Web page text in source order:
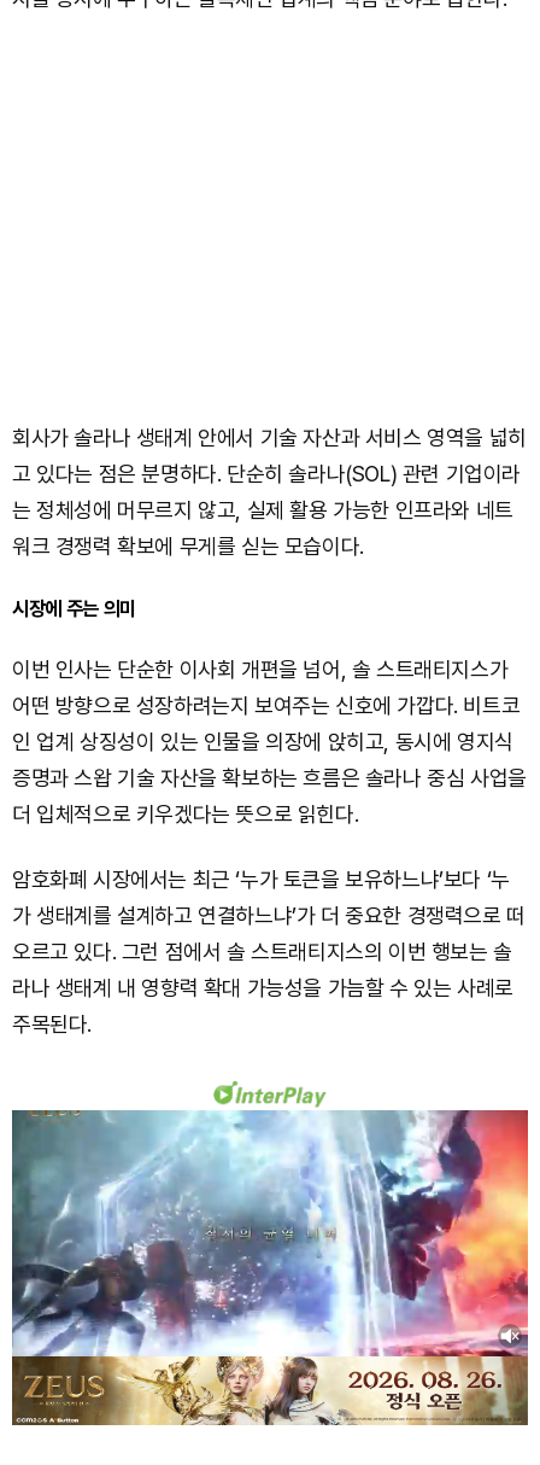
회사가 솔라나 생태계 안에서 기술 자산과 서비스 영역을 넓히
고 있다는 점은 분명하다. 단순히 솔라나(SOL) 관련 기업이라
는 정체성에 머무르지 않고, 실제 활용 가능한 인프라와 네트
워크 경쟁력 확보에 무게를 싣는 모습이다.
시장에 주는 의미
이번 인사는 단순한 이사회 개편을 넘어, 솔 스트래티지스가
어떤 방향으로 성장하려는지 보여주는 신호에 가깝다. 비트코
인 업계 상징성이 있는 인물을 의장에 앉히고, 동시에 영지식
증명과 스왑 기술 자산을 확보하는 흐름은 솔라나 중심 사업을
더 입체적으로 키우겠다는 뜻으로 읽힌다.
암호화폐 시장에서는 최근 ‘누가 토큰을 보유하느냐’보다 ‘누
가 생태계를 설계하고 연결하느냐’가 더 중요한 경쟁력으로 떠
오르고 있다. 그런 점에서 솔 스트래티지스의 이번 행보는 솔
라나 생태계 내 영향력 확대 가능성을 가늠할 수 있는 사례로
주목된다.